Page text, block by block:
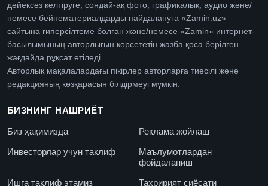
дәйексөз келтіруге, сондай-ақ фото, графикалық, аудио және/
немесе бейнематериалдарды пайдалануға «Zamin.uz»
сайтына гиперсілтеме болған және/немесе «Zamin» интернет-
басылымының авторлығын көрсететін жазба қоса берілген
жағдайда рұқсат етіледі.
Авторлық мақалалардағы пікірлер авторларға тиесілі және
редакцияның көзқарасын білдірмеуі мүмкін.
БИЗНИНГ НАШРИЁТ
Биз ҳақимизда
Реклама жойлаш
Инвесторлар учун таклиф
Маълумотлардан
фойдаланиш
Ишга таклиф этамиз
Таҳририят сиёсати